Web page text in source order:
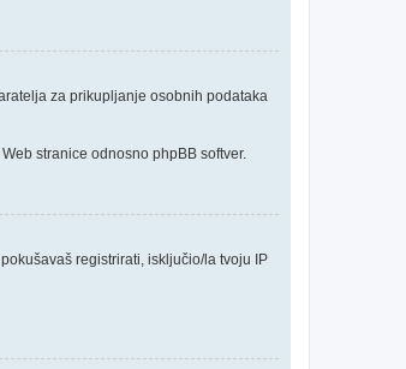
za prikupljanje osobnih podataka
stranice odnosno phpBB softver.
registrirati, isključio/la tvoju IP